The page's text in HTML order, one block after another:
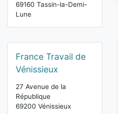
69160 Tassin-la-Demi-
Lune
France Travail de
Vénissieux
27 Avenue de la
République
69200 Vénissieux